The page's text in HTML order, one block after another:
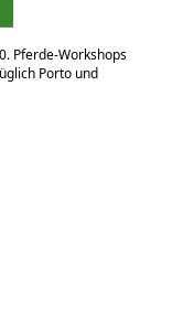
Pferde-Workshops
Porto und